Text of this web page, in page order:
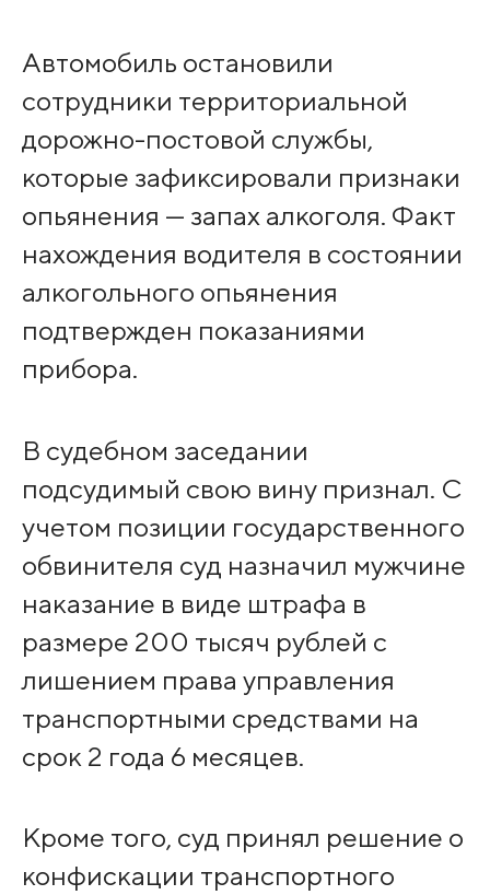
Автомобиль остановили
сотрудники территориальной
дорожно-постовой службы,
которые зафиксировали признаки
опьянения — запах алкоголя. Факт
нахождения водителя в состоянии
алкогольного опьянения
подтвержден показаниями
прибора.
В судебном заседании
подсудимый свою вину признал. С
учетом позиции государственного
обвинителя суд назначил мужчине
наказание в виде штрафа в
размере 200 тысяч рублей с
лишением права управления
транспортными средствами на
срок 2 года 6 месяцев.
Кроме того, суд принял решение о
конфискации транспортного